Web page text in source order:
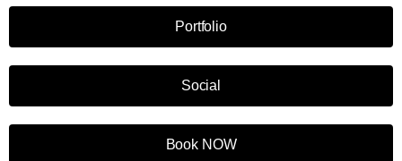
Portfolio
Social
Book NOW